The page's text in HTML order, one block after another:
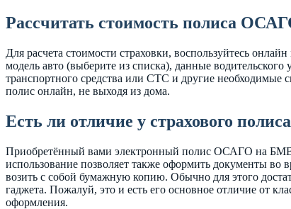
Рассчитать стоимость полиса
Для расчета стоимости страховки, воспользуйтесь
модель авто (выберите из списка), данные
транспортного средства или СТС и другие
полис онлайн, не выходя из дома.
Есть ли отличие у страхового
Приобретённый вами электронный полис ОСАГО на БМВ
использование позволяет также оформить документы во
возить с собой бумажную копию. Обычно для этого
гаджета. Пожалуй, это и есть его основное отличие от
оформления.